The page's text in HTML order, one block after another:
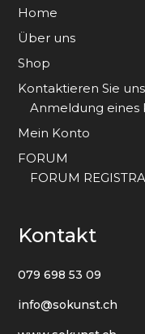
Home
Über uns
Shop
Kontaktieren Sie uns
Anmeldung eines
Mein Konto
FORUM
FORUM
Kontakt
079 698 53 09
info@sokunst.ch